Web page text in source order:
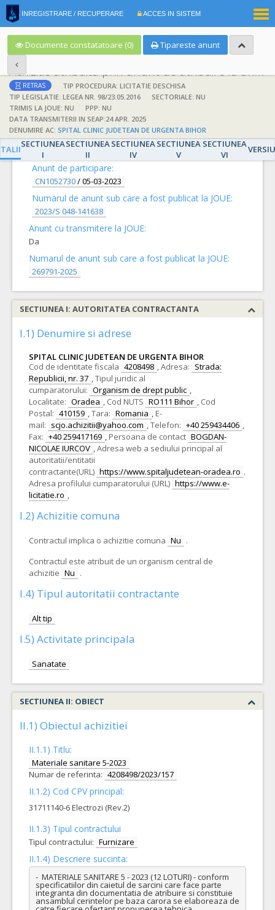
INREGISTRARE / RECUPERARE ACCES IN SISTEM
Documente constatatoare (0) Tipareste anunt
Achizitie atribuita prin anunt de atribuire la anunt de participare
RETRAS
TIP PROCEDURA: LICITATIE DESCHISA
TIP LEGISLATIE: LEGEA NR. 98/23.05.2016
SECTORIALE: NU
TRIMIS LA JOUE: NU
PPP: NU
DATA TRANSMITERII IN SEAP:24 APR. 2025
DENUMIRE AC: SPITAL CLINIC JUDETEAN DE URGENTA BIHOR
SECTIUNEA
I
SECTIUNEA
II
SECTIUNEA
IV
SECTIUNEA
V
SECTIUNEA
VI
DETALII
Anunt de participare:
CN1052730/05-03-2023
Numarul de anunt sub care a fost publicat la JOUE:
2023/S 048-141638
Anunt cu transmitere la JOUE:
Da
Numarul de anunt sub care a fost publicat la JOUE:
269791-2025
SECTIUNEA I: AUTORITATEA CONTRACTANTA
I.1) Denumire si adrese
SPITAL CLINIC JUDETEAN DE URGENTA BIHOR
Cod de identitate fiscala 4208498 ,Adresa: Strada:
Republicii, nr. 37 ,Tipul juridic al
cumparatorului: Organism de drept public ,
Localitate: Oradea , Cod NUTS RO111 Bihor , Cod
Postal: 410159 ,Tara: Romania , E-
mail: scjo.achizitii@yahoo.com ,Telefon: +40 259434406 ,
Fax: +40 259417169 , Persoana de contact BOGDAN-
NICOLAE IURCOV ,Adresa web a sediului principal al
autoritatii/entitatii
contractante(URL) https://www.spitaljudetean-oradea.ro .
Adresa profilului cumparatorului (URL) https://www.e-
licitatie.ro ,
I.2) Achizitie comuna
Contractul implica o achizitie comuna Nu .
Contractul este atribuit de un organism central de
achizitie Nu .
I.4) Tipul autoritatii contractante
Alt tip
I.5) Activitate principala
Sanatate
SECTIUNEA II: OBIECT
II.1) Obiectul achizitiei
II.1.1) Titlu:
Materiale sanitare 5-2023
Numar de referinta: 4208498/2023/157
II.1.2) Cod CPV principal:
31711140-6 Electrozi (Rev.2)
II.1.3) Tipul contractului
Tipul contractului: Furnizare
II.1.4) Descriere succinta:
-  MATERIALE SANITARE 5 - 2023 (12 LOTURI) - conform
specificatiilor din caietul de sarcini care face parte
integranta din documentatia de atribuire si constituie
ansamblul cerintelor pe baza carora se elaboreaza de